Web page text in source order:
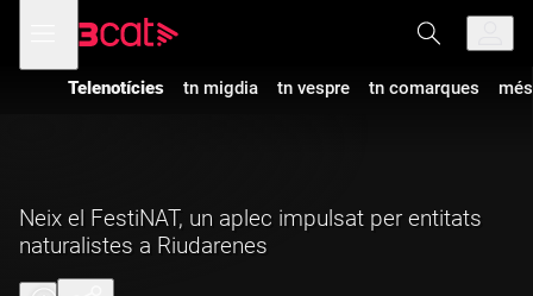
navegació
menú
de
Telenotícies tn migdia tn vespre tn comarques
Neix el FestiNAT, un aplec impulsat per entitats
naturalistes a Riudarenes